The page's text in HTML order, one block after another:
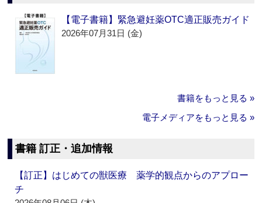
【電子書籍】緊急避妊薬OTC適正販売ガイド
2026年07月31日 (金)
書籍をもっと見る »
電子メディアをもっと見る »
書籍 訂正・追加情報
【訂正】はじめての獣医療 薬学的観点からのアプロー
チ